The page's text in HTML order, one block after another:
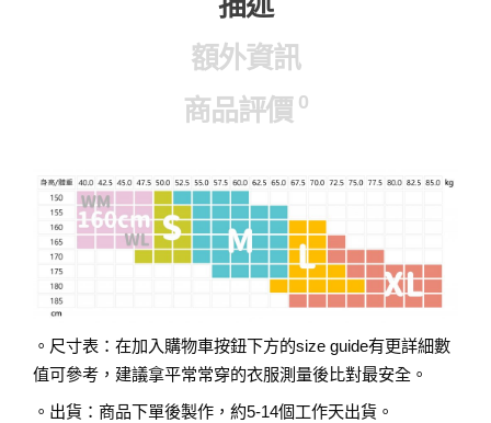
額外資訊
商品評價 0
。尺寸表：在加入購物車按鈕下方的size guide有更詳細數
值可參考，建議拿平常常穿的衣服測量後比對最安全。
。出貨：商品下單後製作，約5-14個工作天出貨。